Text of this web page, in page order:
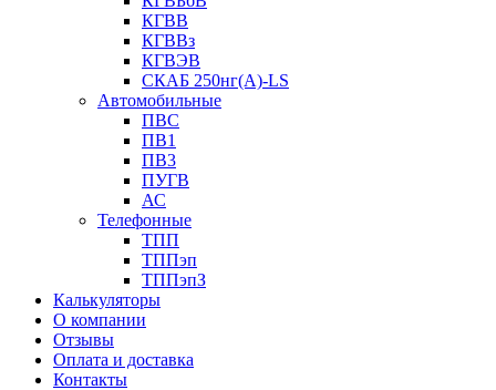
КГВВ
КГВВз
КГВЭВ
СКАБ 250нг(А)-LS
Автомобильные
ПВС
ПВ1
ПВ3
ПУГВ
АС
Телефонные
ТПП
ТППэп
ТППэпЗ
Калькуляторы
О компании
Отзывы
Оплата и доставка
Контакты